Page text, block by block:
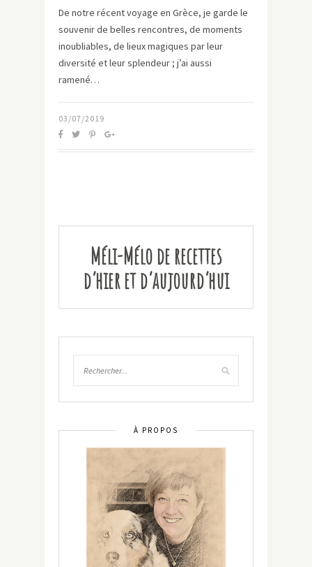
De notre récent voyage en Grèce, je garde le
souvenir de belles rencontres, de moments
inoubliables, de lieux magiques par leur
diversité et leur splendeur ; j’ai aussi
ramené…
03/07/2019
Méli-Mélo de recettes
d’hier et d’aujourd’hui
À PROPOS